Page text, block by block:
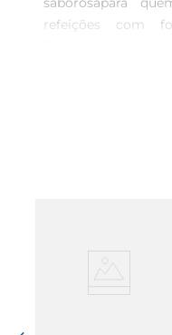
refeições com
rúcula é livre de
Além de seu
nutrientes
e K, além de